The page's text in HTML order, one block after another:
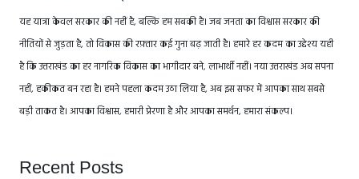
यह यात्रा केवल सरकार की नहीं है, बल्कि हम सबकी है। जब जनता का विश्वास सरकार की
नीतियों से जुड़ता है, तो विकास की रफ़्तार कई गुना बढ़ जाती है। हमारे हर कदम का उद्देश्य यही
है कि उत्तराखंड का हर नागरिक विकास का भागीदार बने, लाभार्थी नहीं। नया उत्तराखंड अब सपना
नहीं, हकीकत बन रहा है। हमने पहला कदम उठा लिया है, अब इस सफर में आपका साथ सबसे
बड़ी ताकत है। आपका विश्वास, हमारी प्रेरणा है और आपका समर्थन, हमारा संकल्प।
Recent Posts